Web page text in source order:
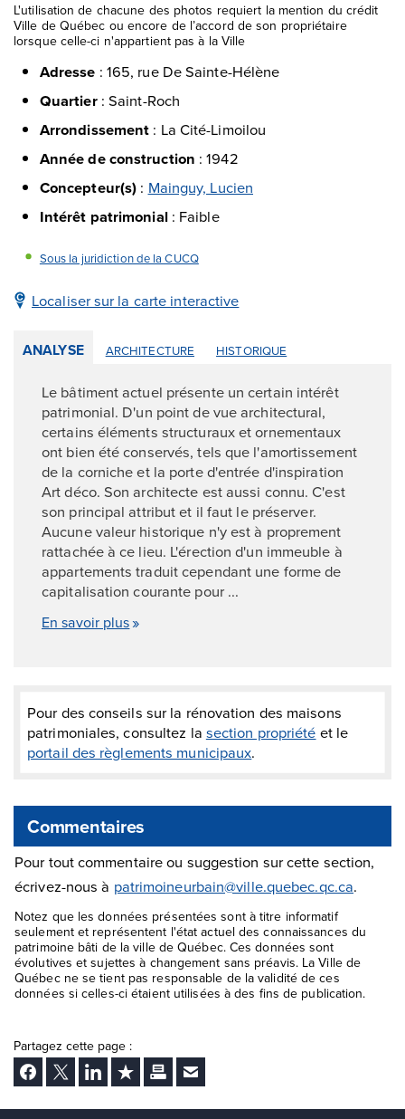
L'utilisation de chacune des photos requiert la mention du crédit
Ville de Québec ou encore de l’accord de son propriétaire
lorsque celle-ci n'appartient pas à la Ville
Adresse : 165, rue De Sainte-Hélène
Quartier: Saint-Roch
Arrondissement : La Cité-Limoilou
Année de construction :1942
Concepteur(s) : Mainguy, Lucien
Intérêt patrimonial: Faible
Sous la juridiction de la CUCQ
Localiser sur la carte interactive
ANALYSE ARCHITECTURE HISTORIQUE
Le bâtiment actuel présente un certain intérêt
patrimonial. D'un point de vue architectural,
certains éléments structuraux et ornementaux
ont bien été conservés, tels que l'amortissement
de la corniche et la porte d'entrée d'inspiration
Art déco. Son architecte est aussi connu. C'est
son principal attribut et il faut le préserver.
Aucune valeur historique n'y est à proprement
rattachée à ce lieu. L'érection d'un immeuble à
appartements traduit cependant une forme de
capitalisation courante pour ...
En savoir plus
Pour des conseils sur la rénovation des maisons
patrimoniales, consultez la section propriété et le
portail des règlements municipaux.
Commentaires
Pour tout commentaire ou suggestion sur cette section,
écrivez-nous à patrimoineurbain@ville.quebec.qc.ca.
Notez que les données présentées sont à titre informatif
seulement et représentent l'état actuel des connaissances du
patrimoine bâti de la ville de Québec. Ces données sont
évolutives et sujettes à changement sans préavis. La Ville de
Québec ne se tient pas responsable de la validité de ces
données si celles-ci étaient utilisées à des fins de publication.
Partagez cette page :
Facebook
Twitter LinkedInAjouter aux favoris
ImprimerEnvoyer Ã un ami